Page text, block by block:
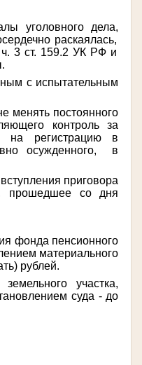
уголовного дела,
раскаялась,
ч. 3 ст. 159.2 УК РФ и
с испытательным
менять постоянного
контроль за
на регистрацию в
осужденного, в
приговора
прошедшее со дня
фонда пенсионного
материального
рублей.
участка,
суда - до